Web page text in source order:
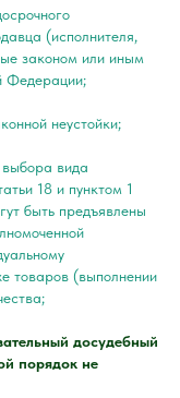
(исполнителя,
законом или иным
Федерации;
неустойки;
вида
18 и пунктом 1
быть предъявлены
товаров (выполнении
досудебный
порядок не